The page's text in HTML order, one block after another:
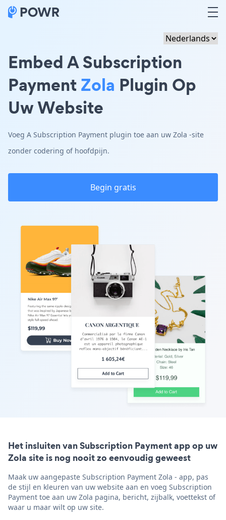
Embed A Subscription
PaymentZola Plugin Op
Uw Website
Voeg A Subscription Payment plugin toe aan uw Zola -site
zonder codering of hoofdpijn.
Begin gratis
Het insluiten van Subscription Payment app op uw
Zola site is nog nooit zo eenvoudig geweest
Maak uw aangepaste Subscription Payment Zola - app, pas
de stijl en kleuren van uw website aan en voeg Subscription
Payment toe aan uw Zola pagina, bericht, zijbalk, voettekst of
waar u maar wilt op uw site.